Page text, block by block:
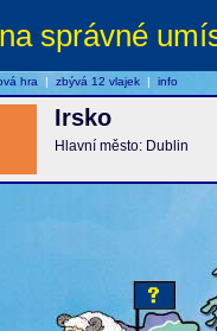
správné
Irsko
Hlavní město: Dublin
hra | zbývá 12 vlajek | info